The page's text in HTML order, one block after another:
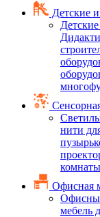
Детские
нити
комнаты
Офисная
мебель